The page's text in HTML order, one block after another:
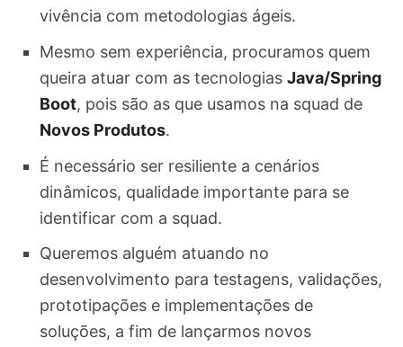
vivência com metodologias ágeis.
Mesmo sem experiência, procuramos quem
queira atuar com as tecnologiasJava/Spring
Boot, pois são as que usamos na squad de
Novos Produtos.
É necessário ser resiliente a cenários
dinâmicos, qualidade importante para se
identificar com a squad.
Queremos alguém atuando no
desenvolvimento para testagens, validações,
prototipações e implementações de
soluções, a fim de lançarmos novos